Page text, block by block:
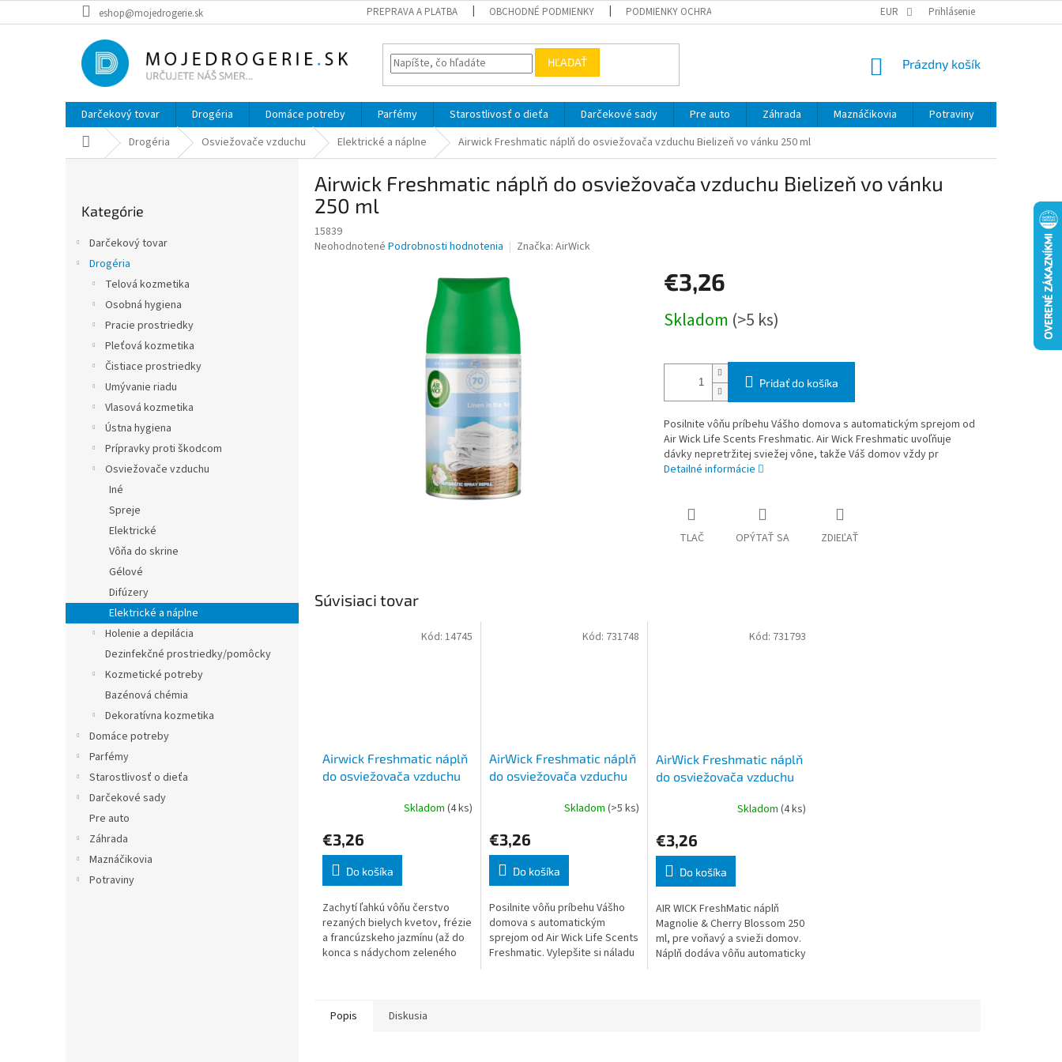
na
eshop@mojedrogerie.sk PREPRAVA A PLATBA OBCHODNÉ PODMIENKY PODMIENKY OCHRANY OSOBNÝCH ÚDAJOV EUR Prihlásenie
HĽADAŤ
NÁKUPNÝ
Prázdny košík
Darčekový tovar Drogéria Domáce potreby Parfémy Starostlivosť o dieťa Darčekové sady Pre auto Záhrada Maznáčikovia Potraviny
DomovDrogéria Osviežovače vzduchu Elektrické a náplne Airwick Freshmatic náplň do osviežovača vzduchu Bielizeň vo vánku 250 ml
kategórie
Kategórie
Darčekový tovar
Drogéria
Telová kozmetika
Osobná hygiena
Pracie prostriedky
Pleťová kozmetika
Čistiace prostriedky
Umývanie riadu
Vlasová kozmetika
Ústna hygiena
Prípravky proti škodcom
Osviežovače vzduchu
Iné
Spreje
Elektrické
Vôňa do skrine
Gélové
Difúzery
Elektrické a náplne
Holenie a depilácia
Dezinfekčné prostriedky/pomôcky
Kozmetické potreby
Bazénová chémia
Dekoratívna kozmetika
Domáce potreby
Parfémy
Starostlivosť o dieťa
Darčekové sady
Pre auto
Záhrada
Maznáčikovia
Potraviny
Airwick Freshmatic náplň do osviežovača vzduchu Bielizeň vo vánku
250 ml
15839
Priemerné
Neohodnotené Podrobnosti hodnotenia Značka: AirWick
€3,26
cena:
Skladom (>5 ks)
Pridať do košíka
Posilnite vôňu príbehu Vášho domova s automatickým sprejom od
Air Wick Life Scents Freshmatic. Air Wick Freshmatic uvoľňuje
dávky nepretržitej sviežej vône, takže Váš domov vždy pr
Detailné informácie
TLAČ OPÝTAŤ SA ZDIEĽAŤ
Súvisiaci tovar
Airwick Freshmatic náplň
do osviežovača vzduchu
Skladom (4 ks)
€3,26
Do košíka
Zachytí ľahkú vôňu čerstvo
rezaných bielych kvetov, frézie
a francúzskeho jazmínu (až do
konca s nádychom zeleného
Kód: 14745
AirWick Freshmatic náplň
do osviežovača vzduchu
Skladom (>5 ks)
€3,26
Do košíka
Posilnite vôňu príbehu Vášho
domova s automatickým
sprejom od Air Wick Life Scents
Freshmatic. Vylepšite si náladu
Kód: 731748
AirWick Freshmatic náplň
do osviežovača vzduchu
Skladom(4 ks)
€3,26
Do košíka
AIR WICK FreshMatic náplň
Magnolie & Cherry Blossom 250
ml, pre voňavý a svieži domov.
Náplň dodáva vôňu automaticky
Kód: 731793
Popis Diskusia